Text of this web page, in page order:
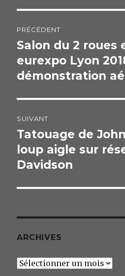
de
l’article
PRÉCÉDENT
Publication
précédente :
Salon du 2 roues
eurexpo Lyon
démonstration
SUIVANT
Publication
suivante :
Tatouage de
loup aigle sur
Davidson
ARCHIVES
Archives